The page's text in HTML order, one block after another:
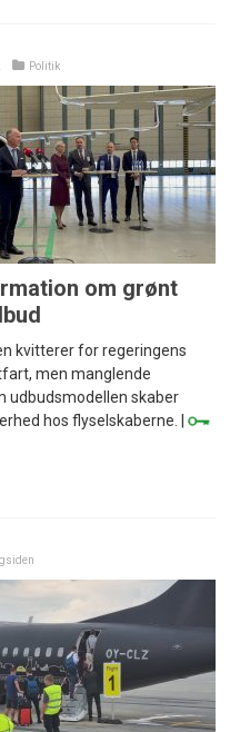
Politik
om grønt
kvitterer for regeringens
men manglende
udbudsmodellen skaber
hos flyselskaberne. |